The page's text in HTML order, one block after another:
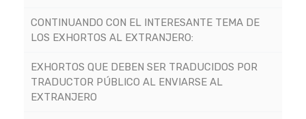
CONTINUANDO CON EL INTERESANTE TEMA DE
LOS EXHORTOS AL EXTRANJERO:
EXHORTOS QUE DEBEN SER TRADUCIDOS POR
TRADUCTOR PÚBLICO AL ENVIARSE AL
EXTRANJERO